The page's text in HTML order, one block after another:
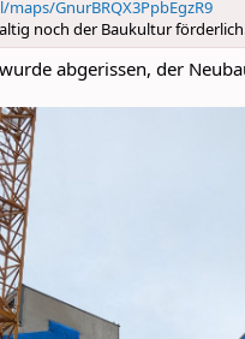
GnurBRQX3PpbEgzR9
noch der Baukultur
abgerissen, der